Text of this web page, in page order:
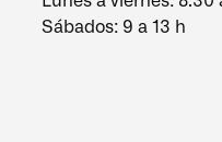
Sábados: 9 a 13 h